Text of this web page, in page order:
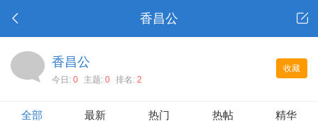
香昌公
收藏
香昌公
今日: 0 主题: 0 排名: 2
全部 最新 热门 热帖 精华